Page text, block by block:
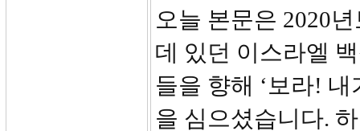
오늘 본문은 2020
데 있던 이스라엘
들을 향해 ‘보라!
을 심으셨습니다.